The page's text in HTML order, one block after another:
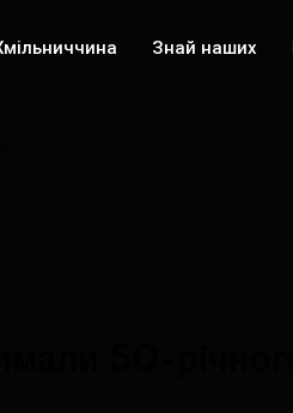
Знай наших